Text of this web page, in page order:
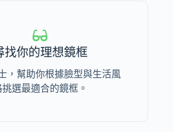
找你的理想鏡框
，幫助你根據臉型與生活風
挑選最適合的鏡框。